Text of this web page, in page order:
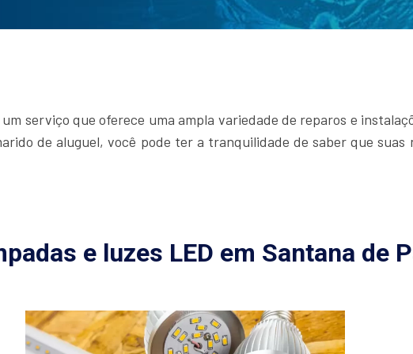
serviço que oferece uma ampla variedade de reparos e
de aluguel, você pode ter a tranquilidade de saber que suas
e luzes LED em Santana de